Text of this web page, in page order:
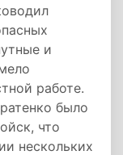
и
работе.
было
что
нескольких